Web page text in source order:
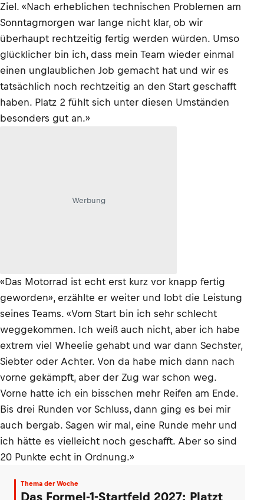
Ziel. «Nach erheblichen technischen Problemen am
Sonntagmorgen war lange nicht klar, ob wir
überhaupt rechtzeitig fertig werden würden. Umso
glücklicher bin ich, dass mein Team wieder einmal
einen unglaublichen Job gemacht hat und wir es
tatsächlich noch rechtzeitig an den Start geschafft
haben. Platz 2 fühlt sich unter diesen Umständen
besonders gut an.»
Werbung
«Das Motorrad ist echt erst kurz vor knapp fertig
geworden», erzählte er weiter und lobt die Leistung
seines Teams. «Vom Start bin ich sehr schlecht
weggekommen. Ich weiß auch nicht, aber ich habe
extrem viel Wheelie gehabt und war dann Sechster,
Siebter oder Achter. Von da habe mich dann nach
vorne gekämpft, aber der Zug war schon weg.
Vorne hatte ich ein bisschen mehr Reifen am Ende.
Bis drei Runden vor Schluss, dann ging es bei mir
auch bergab. Sagen wir mal, eine Runde mehr und
ich hätte es vielleicht noch geschafft. Aber so sind
20 Punkte echt in Ordnung.»
Thema der Woche
Das Formel-1-Startfeld 2027: Platzt